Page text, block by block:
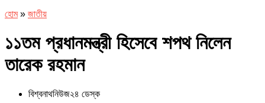
হোম» জাতীয়
১১তম প্রধানমন্ত্রী হিসেবে শপথ নিলেন
তারেক রহমান
বিশ্বনাথনিউজ২৪ ডেস্ক